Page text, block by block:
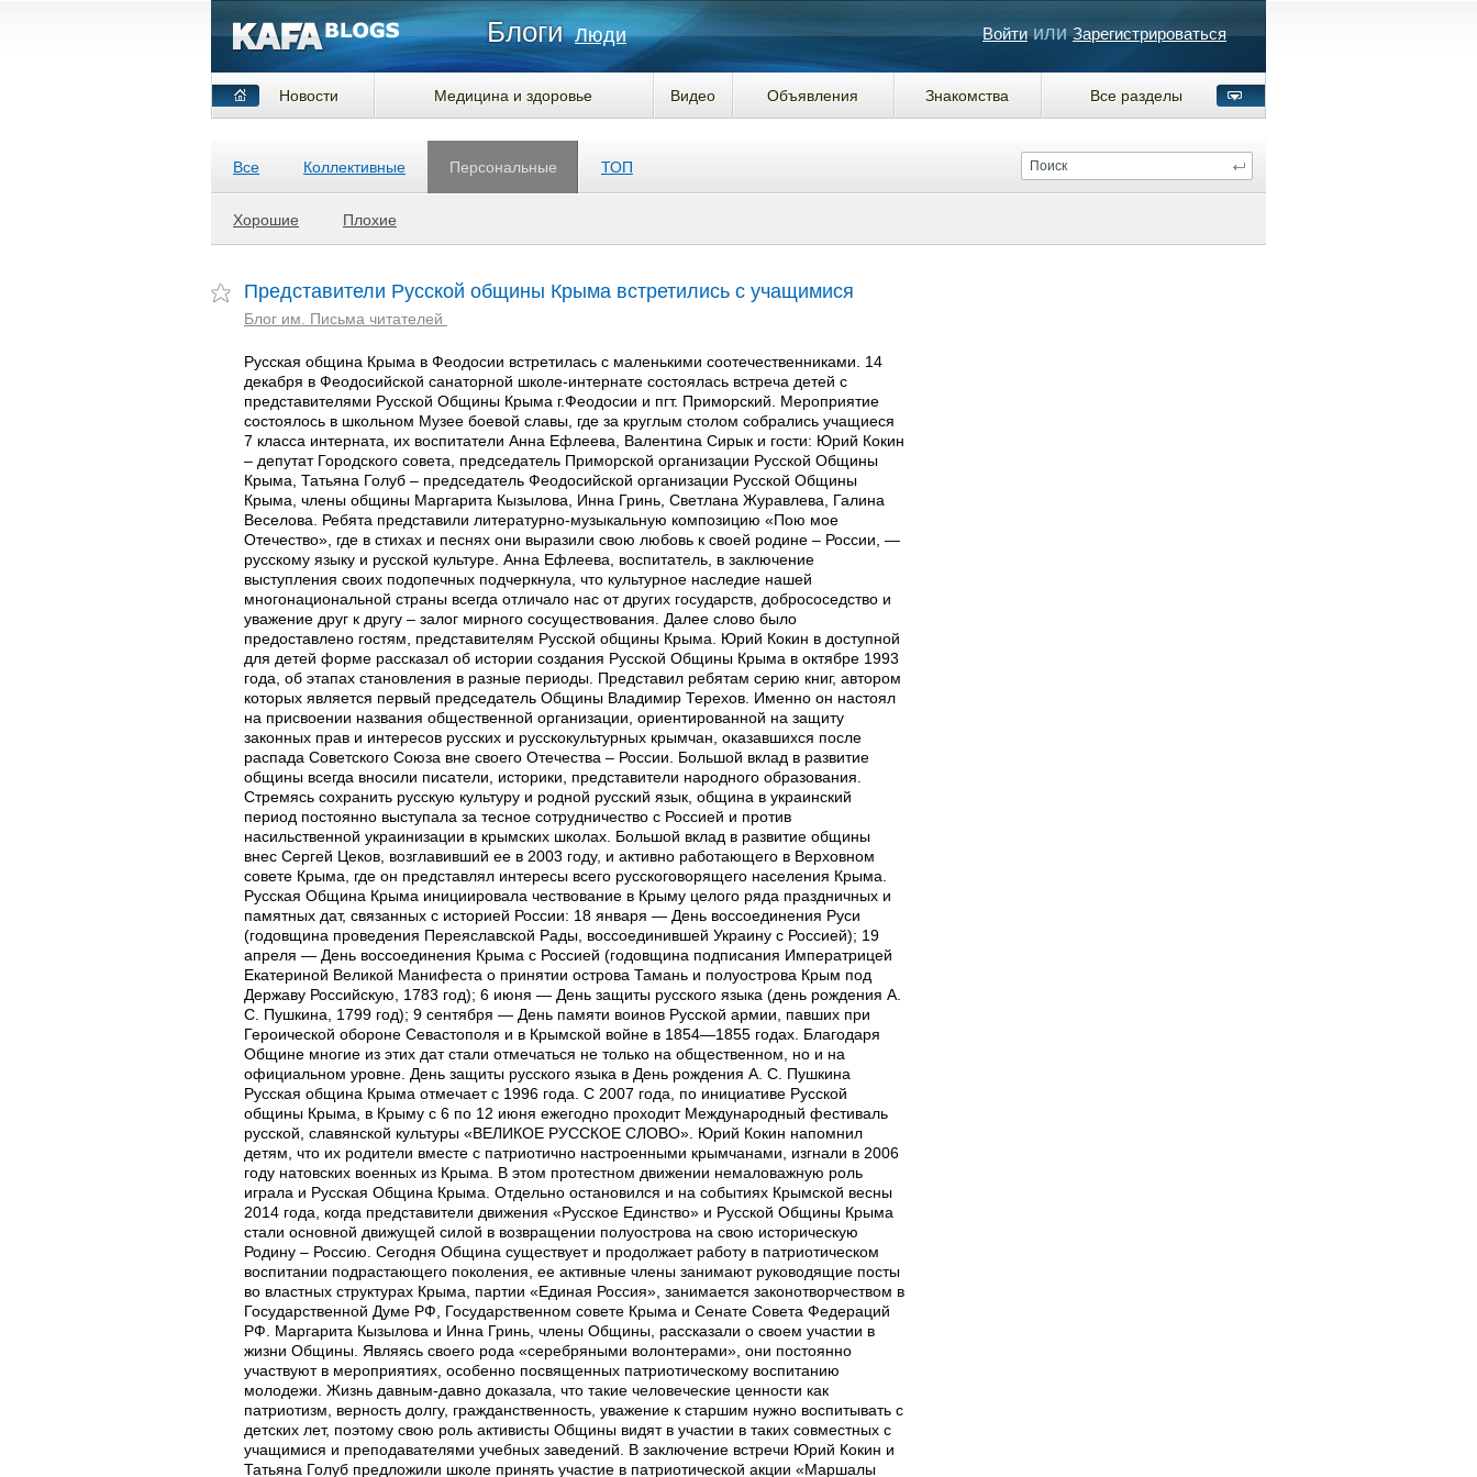
Блоги Люди ВойтиилиЗарегистрироваться
Новости Медицина и здоровье Видео Объявления Знакомства Все разделы
Все Коллективные Персональные
Хорошие Плохие
ТОП
Представители Русской общины Крыма встретились с учащимися
Блог им. Письма читателей
Русская община Крыма в Феодосии встретилась с маленькими соотечественниками. 14
декабря в Феодосийской санаторной школе-интернате состоялась встреча детей с
представителями Русской Общины Крыма г.Феодосии и пгт. Приморский. Мероприятие
состоялось в школьном Музее боевой славы, где за круглым столом собрались учащиеся
7 класса интерната, их воспитатели Анна Ефлеева, Валентина Сирык и гости: Юрий Кокин
– депутат Городского совета, председатель Приморской организации Русской Общины
Крыма, Татьяна Голуб – председатель Феодосийской организации Русской Общины
Крыма, члены общины Маргарита Кызылова, Инна Гринь, Светлана Журавлева, Галина
Веселова. Ребята представили литературно-музыкальную композицию «Пою мое
Отечество», где в стихах и песнях они выразили свою любовь к своей родине – России, —
русскому языку и русской культуре. Анна Ефлеева, воспитатель, в заключение
выступления своих подопечных подчеркнула, что культурное наследие нашей
многонациональной страны всегда отличало нас от других государств, добрососедство и
уважение друг к другу – залог мирного сосуществования. Далее слово было
предоставлено гостям, представителям Русской общины Крыма. Юрий Кокин в доступной
для детей форме рассказал об истории создания Русской Общины Крыма в октябре 1993
года, об этапах становления в разные периоды. Представил ребятам серию книг, автором
которых является первый председатель Общины Владимир Терехов. Именно он настоял
на присвоении названия общественной организации, ориентированной на защиту
законных прав и интересов русских и русскокультурных крымчан, оказавшихся после
распада Советского Союза вне своего Отечества – России. Большой вклад в развитие
общины всегда вносили писатели, историки, представители народного образования.
Стремясь сохранить русскую культуру и родной русский язык, община в украинский
период постоянно выступала за тесное сотрудничество с Россией и против
насильственной украинизации в крымских школах. Большой вклад в развитие общины
внес Сергей Цеков, возглавивший ее в 2003 году, и активно работающего в Верховном
совете Крыма, где он представлял интересы всего русскоговорящего населения Крыма.
Русская Община Крыма инициировала чествование в Крыму целого ряда праздничных и
памятных дат, связанных с историей России: 18 января — День воссоединения Руси
(годовщина проведения Переяславской Рады, воссоединившей Украину с Россией); 19
апреля — День воссоединения Крыма с Россией (годовщина подписания Императрицей
Екатериной Великой Манифеста о принятии острова Тамань и полуострова Крым под
Державу Российскую, 1783 год); 6 июня — День защиты русского языка (день рождения А.
С. Пушкина, 1799 год); 9 сентября — День памяти воинов Русской армии, павших при
Героической обороне Севастополя и в Крымской войне в 1854—1855 годах. Благодаря
Общине многие из этих дат стали отмечаться не только на общественном, но и на
официальном уровне. День защиты русского языка в День рождения А. С. Пушкина
Русская община Крыма отмечает с 1996 года. С 2007 года, по инициативе Русской
общины Крыма, в Крыму с 6 по 12 июня ежегодно проходит Международный фестиваль
русской, славянской культуры «ВЕЛИКОЕ РУССКОЕ СЛОВО». Юрий Кокин напомнил
детям, что их родители вместе с патриотично настроенными крымчанами, изгнали в 2006
году натовских военных из Крыма. В этом протестном движении немаловажную роль
играла и Русская Община Крыма. Отдельно остановился и на событиях Крымской весны
2014 года, когда представители движения «Русское Единство» и Русской Общины Крыма
стали основной движущей силой в возвращении полуострова на свою историческую
Родину – Россию. Сегодня Община существует и продолжает работу в патриотическом
воспитании подрастающего поколения, ее активные члены занимают руководящие посты
во властных структурах Крыма, партии «Единая Россия», занимается законотворчеством в
Государственной Думе РФ, Государственном совете Крыма и Сенате Совета Федераций
РФ. Маргарита Кызылова и Инна Гринь, члены Общины, рассказали о своем участии в
жизни Общины. Являясь своего рода «серебряными волонтерами», они постоянно
участвуют в мероприятиях, особенно посвященных патриотическому воспитанию
молодежи. Жизнь давным-давно доказала, что такие человеческие ценности как
патриотизм, верность долгу, гражданственность, уважение к старшим нужно воспитывать с
детских лет, поэтому свою роль активисты Общины видят в участии в таких совместных с
учащимися и преподавателями учебных заведений. В заключение встречи Юрий Кокин и
Татьяна Голуб предложили школе принять участие в патриотической акции «Маршалы